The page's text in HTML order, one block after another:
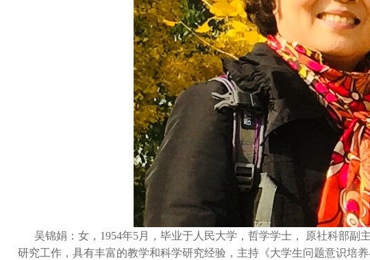
吴锦娟：女，1954年5月，毕业于人民大学，哲学学士， 原社科部副
研究工作，具有丰富的教学和科学研究经验，主持《大学生问题意识培